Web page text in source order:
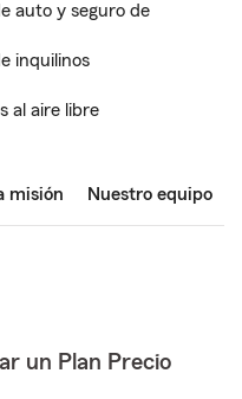
auto y seguro de
inquilinos
al aire libre
misión Nuestro equipo
un Plan Precio